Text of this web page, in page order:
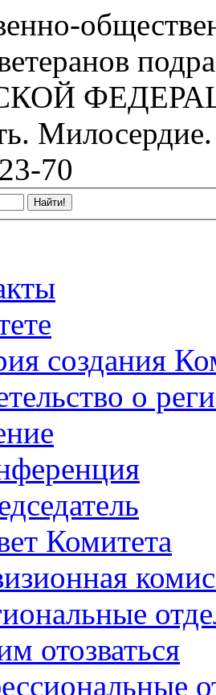
70
создания
о
Комитета
отозваться